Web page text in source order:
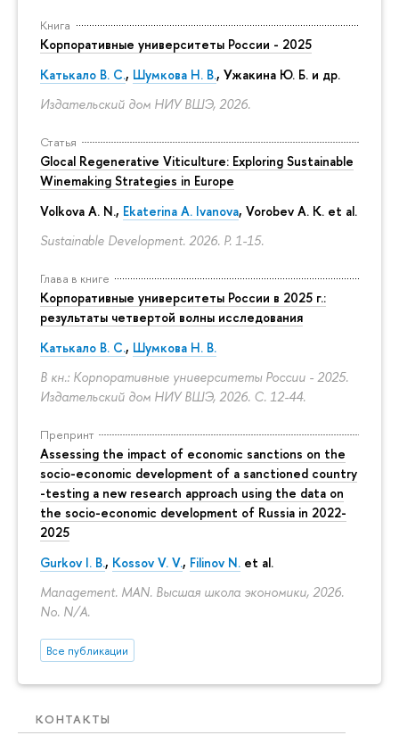
Книга
Корпоративные университеты России - 2025
Катькало В. С., Шумкова Н. В., Ужакина Ю. Б. и др.
Издательский дом НИУ ВШЭ, 2026.
Статья
Glocal Regenerative Viticulture: Exploring Sustainable
Winemaking Strategies in Europe
Volkova A. N., Ekaterina A. Ivanova, Vorobev A. K. et al.
Sustainable Development. 2026. P. 1-15.
Глава в книге
Корпоративные университеты России в 2025 г.:
результаты четвертой волны исследования
Катькало В. С., Шумкова Н. В.
В кн.: Корпоративные университеты России - 2025.
Издательский дом НИУ ВШЭ, 2026. С. 12-44.
Препринт
Assessing the impact of economic sanctions on the
socio-economic development of a sanctioned country
-testing a new research approach using the data on
the socio-economic development of Russia in 2022-
2025
Gurkov I. B., Kossov V. V., Filinov N. et al.
Management. MAN. Высшая школа экономики, 2026.
No. N/A.
Все публикации
КОНТАКТЫ